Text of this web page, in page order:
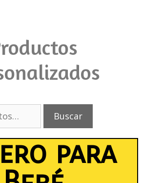
Buscar
para